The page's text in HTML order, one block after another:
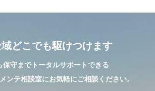
域どこでも駆けつけます
保守までトータルサポートできる
ンテ相談室にお気軽にご相談ください。